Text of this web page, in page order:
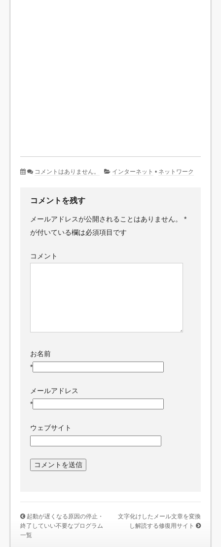
コメントはありません。 インターネット • ネットワーク
コメントを残す
メールアドレスが公開されることはありません。
*
が付いている欄は必須項目です
コメント
お名前
*
メールアドレス
*
ウェブサイト
起動が遅くなる原因の停止・
終了していい不要なプログラム
一覧
文字化けしたメール文章を変換
し解読する修復用サイト